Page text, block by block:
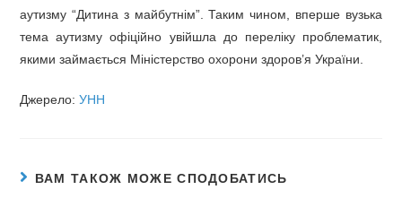
аутизму “Дитина з майбутнім”. Таким чином, вперше вузька
тема аутизму офіційно увійшла до переліку проблематик,
якими займається Міністерство охорони здоров’я України.
Джерело:УНН
ВАМ ТАКОЖ МОЖЕ СПОДОБАТИСЬ